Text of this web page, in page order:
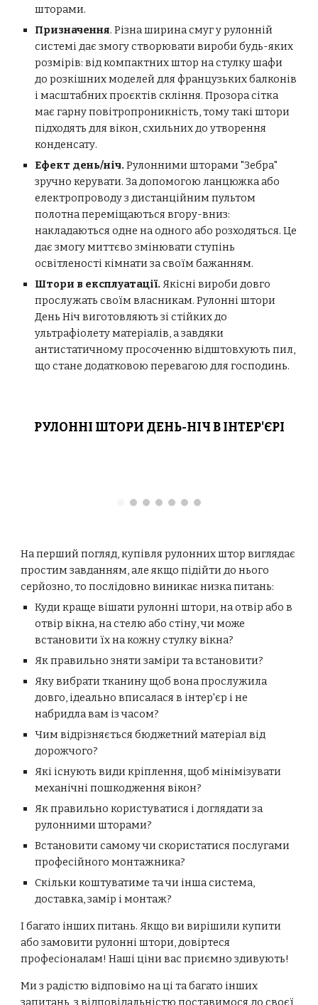
шторами.
Призначення. Різна ширина смуг у рулонній
системі дає змогу створювати вироби будь-яких
розмірів: від компактних штор на стулку шафи
до розкішних моделей для французьких балконів
і масштабних проєктів скління. Прозора сітка
має гарну повітропроникність, тому такі штори
підходять для вікон, схильних до утворення
конденсату.
Ефект день/ніч. Рулонними шторами "Зебра"
зручно керувати. За допомогою ланцюжка або
електропроводу з дистанційним пультом
полотна переміщаються вгору-вниз:
накладаються одне на одного або розходяться. Це
дає змогу миттєво змінювати ступінь
освітленості кімнати за своїм бажанням.
Штори в експлуатації. Якісні вироби довго
прослужать своїм власникам. Рулонні штори
День Ніч виготовляють зі стійких до
ультрафіолету матеріалів, а завдяки
антистатичному просоченню відштовхують пил,
що стане додатковою перевагою для господинь.
РУЛОННІ ШТОРИ ДЕНЬ-НІЧ В ІНТЕР'ЄРІ
На перший погляд, купівля рулонних штор виглядає
простим завданням, але якщо підійти до нього
серйозно, то послідовно виникає низка питань:
Куди краще вішати рулонні штори, на отвір або в
отвір вікна, на стелю або стіну, чи може
встановити їх на кожну стулку вікна?
Як правильно зняти заміри та встановити?
Яку вибрати тканину щоб вона прослужила
довго, ідеально вписалася в інтер'єр і не
набридла вам із часом?
Чим відрізняється бюджетний матеріал від
дорожчого?
Які існують види кріплення, щоб мінімізувати
механічні пошкодження вікон?
Як правильно користуватися і доглядати за
рулонними шторами?
Встановити самому чи скористатися послугами
професійного монтажника?
Скільки коштуватиме та чи інша система,
доставка, замір і монтаж?
І багато інших питань. Якщо ви вирішили купити
або замовити рулонні штори, довіртеся
професіоналам! Наші ціни вас приємно здивують!
Ми з радістю відповімо на ці та багато інших
запитань, з відповідальністю поставимося до своєї